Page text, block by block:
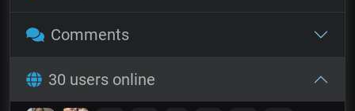
Comments
30 users online